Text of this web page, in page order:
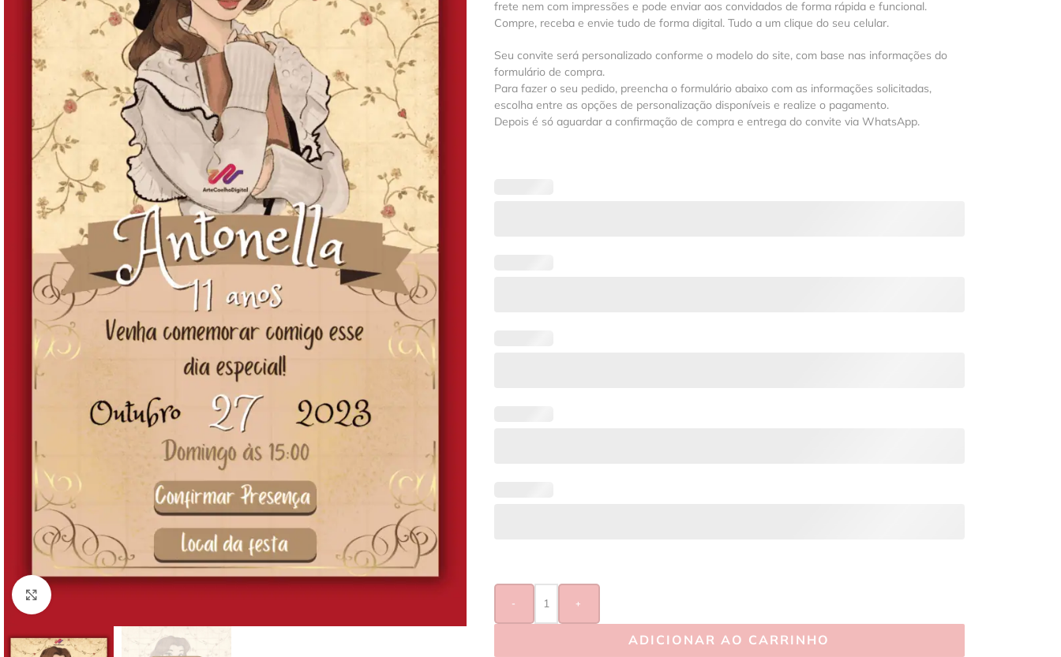
frete nem com impressões e pode enviar aos convidados de forma rápida e funcional.
Compre, receba e envie tudo de forma digital. Tudo a um clique do seu celular.
Seu convite será personalizado conforme o modelo do site, com base nas informações do
formulário de compra.
Para fazer o seu pedido, preencha o formulário abaixo com as informações solicitadas,
escolha entre as opções de personalização disponíveis e realize o pagamento.
Depois é só aguardar a confirmação de compra e entrega do convite via WhatsApp.
- +
ADICIONAR AO CARRINHO